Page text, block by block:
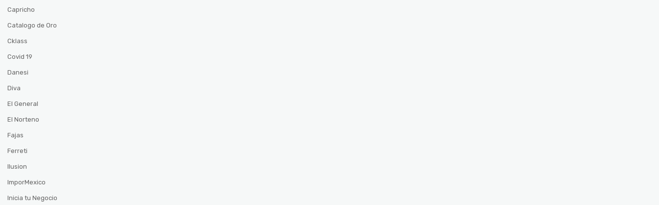
Capricho
Catalogo de Oro
Cklass
Covid 19
Danesi
Diva
El General
El Norteno
Fajas
Ferreti
Ilusion
ImporMexico
Inicia tu Negocio